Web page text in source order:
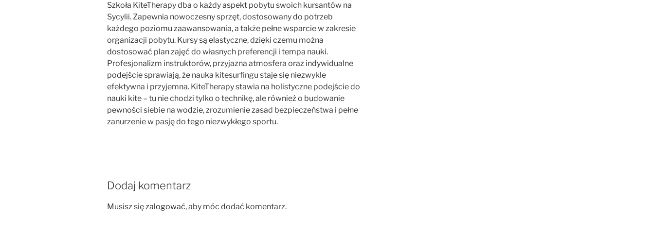
Szkoła KiteTherapy dba o każdy aspekt pobytu swoich kursantów na
Sycylii. Zapewnia nowoczesny sprzęt, dostosowany do potrzeb
każdego poziomu zaawansowania, a także pełne wsparcie w zakresie
organizacji pobytu. Kursy są elastyczne, dzięki czemu można
dostosować plan zajęć do własnych preferencji i tempa nauki.
Profesjonalizm instruktorów, przyjazna atmosfera oraz indywidualne
podejście sprawiają, że nauka kitesurfingu staje się niezwykle
efektywna i przyjemna. KiteTherapy stawia na holistyczne podejście do
nauki kite – tu nie chodzi tylko o technikę, ale również o budowanie
pewności siebie na wodzie, zrozumienie zasad bezpieczeństwa i pełne
zanurzenie w pasję do tego niezwykłego sportu.
Dodaj komentarz
Musisz sięzalogować, aby móc dodać komentarz.